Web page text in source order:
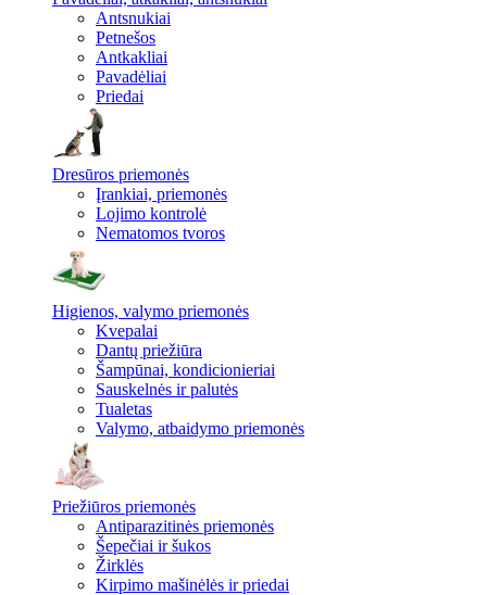
Antsnukiai
Petnešos
Antkakliai
Pavadėliai
Priedai
Dresūros priemonės
Įrankiai, priemonės
Lojimo kontrolė
Nematomos tvoros
Higienos, valymo priemonės
Kvepalai
Dantų priežiūra
Šampūnai, kondicionieriai
Sauskelnės ir palutės
Tualetas
Valymo, atbaidymo priemonės
Priežiūros priemonės
Antiparazitinės priemonės
Šepečiai ir šukos
Žirklės
Kirpimo mašinėlės ir priedai